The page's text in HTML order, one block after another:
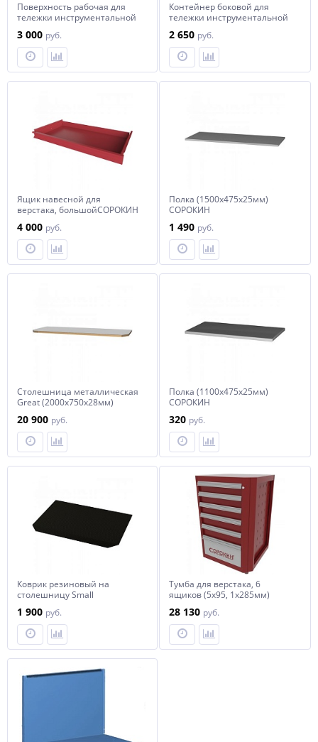
Поверхность рабочая для
тележки инструментальной
402х301х221мм JTC
3 000 руб.
Контейнер боковой для
тележки инструментальной
2 650 руб.
Ящик навесной для
верстака, большойСОРОКИН
4 000 руб.
Полка (1500х475х25мм)
СОРОКИН
1 490 руб.
Столешница металлическая
Great (2000х750х28мм)
20 900 руб.
Полка (1100х475х25мм)
СОРОКИН
320 руб.
Коврик резиновый на
столешницу Small
1 900 руб.
Тумба для верстака, 6
ящиков (5х95, 1х285мм)
28 130 руб.